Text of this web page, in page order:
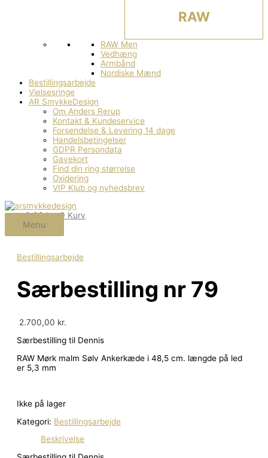
RAW
RAW Men
Vedhæng
Armbånd
Nordiske Mænd
Bestillingsarbejde
Vielsesringe
AR SmykkeDesign
Om Anders Rerup
Kontakt & Kundeservice
Forsendelse & Levering 14 dage
Handelsbetingelser
GDPR Persondata
Gavekort
Find din ring størrelse
Oxidering
VIP Klub og nyhedsbrev
0,00kr. 0 Kurv
Menu
Bestillingsarbejde
Særbestilling nr 79
2.700,00 kr.
Særbestilling til Dennis
RAW Mørk malm Sølv Ankerkæde i 48,5 cm. længde på led
er 5,3 mm
Ikke på lager
Kategori: Bestillingsarbejde
Beskrivelse